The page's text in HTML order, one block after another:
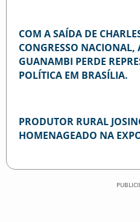
COM A SAÍDA DE
CONGRESSO NACIONAL,
GUANAMBI PERDE
POLÍTICA EM BRASÍLIA.
PRODUTOR RURAL
HOMENAGEADO NA